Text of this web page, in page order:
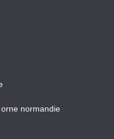
normandie